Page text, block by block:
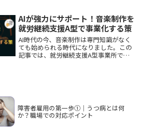
イジャック」について、その手口や対策
を解説します。
AIが強力にサポート！音楽制作を
就労継続支援A型で事業化する策
AI時代の今、音楽制作は専門知識がなく
ても始められる時代になりました。この
記事では、就労継続支援A型事業所で
障害者雇用の第一歩①｜うつ病とは何
か？職場での対応ポイント